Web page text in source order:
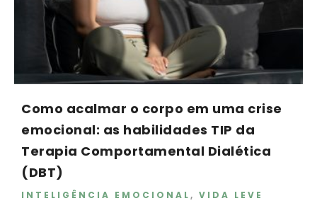
Como acalmar o corpo em uma crise
emocional: as habilidades TIP da
Terapia Comportamental Dialética
(DBT)
INTELIGÊNCIA EMOCIONAL, VIDA LEVE